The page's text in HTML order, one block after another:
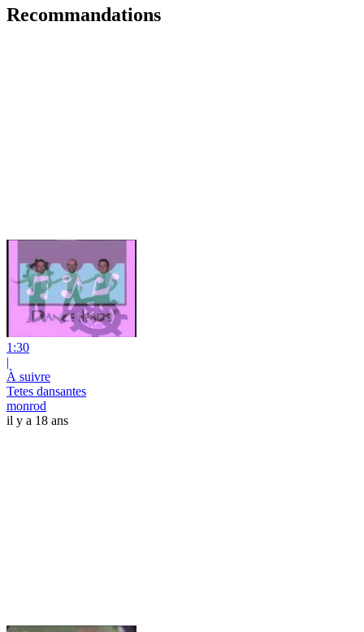
Recommandations
1:30
|
À suivre
Tetes dansantes
monrod
il y a 18 ans